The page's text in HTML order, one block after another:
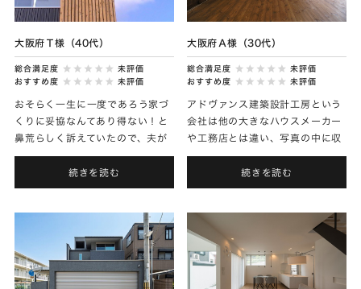
大阪府Ｔ様（40代）
総合満足度
未評価
おすすめ度
未評価
おそらく一生に一度であろう家づ
くりに妥協なんてあり得ない！と
鼻荒らしく訴えていたので、夫が
アドヴァンスさんを見つけるのに
は時間がかかりました。「とても
感じが良いところがあったから
続きを読む
大阪府Ａ様（30代）
総合満足度
未評価
おすすめ度
未評価
アドヴァンス建築設計工房という
会社は他の大きなハウスメーカー
や工務店とは違い、写真の中に収
まるスタッフしかいません。施工
主は、当然スタッフの顔・名前・
性格そして仕事ぶりをよく見ま
続きを読む